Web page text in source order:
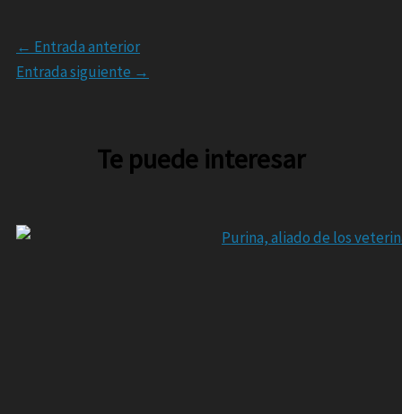
← Entrada anterior
Entrada siguiente →
Te puede interesar